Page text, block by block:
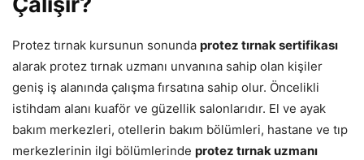
Protez tırnak kursunun sonunda protez tırnak sertifikası
alarak protez tırnak uzmanı unvanına sahip olan kişiler
geniş iş alanında çalışma fırsatına sahip olur. Öncelikli
istihdam alanı kuaför ve güzellik salonlarıdır. El ve ayak
bakım merkezleri, otellerin bakım bölümleri, hastane ve tıp
merkezlerinin ilgi bölümlerinde protez tırnak uzmanı